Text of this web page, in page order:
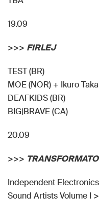
19.09
>>> FIRLEJ
TEST (BR)
MOE (NOR) + Ikuro
DEAFKIDS (BR)
BIG|BRAVE (CA)
20.09
>>>
Independent
Sound Artists Volume I